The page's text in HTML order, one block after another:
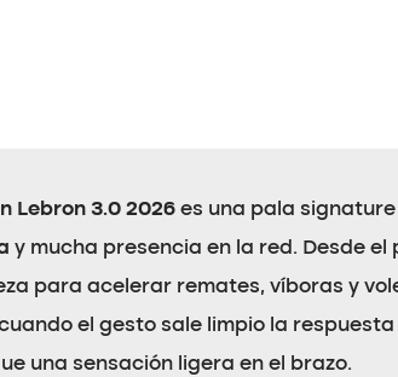
Lebron 3.0 2026 es una pala
y mucha presencia en la red. Desde
para acelerar remates, víboras y
el gesto sale limpio la
una sensación ligera en el brazo.